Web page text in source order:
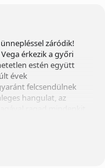
záródik!
érkezik a győri
estén együtt
évek
felcsendülnek
hangulat, az
rovatban a rendszer
Közöttük fizetett
az online